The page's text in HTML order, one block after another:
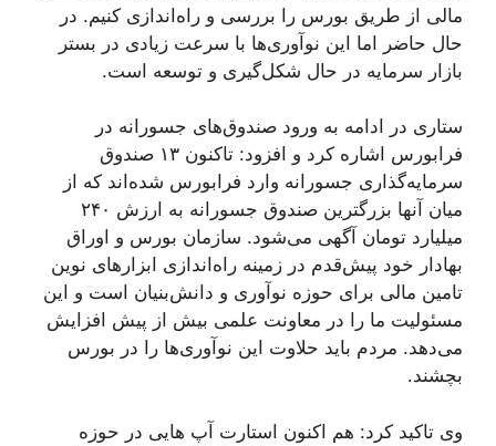
مالی از طریق بورس را بررسی و راه‌اندازی کنیم. در
حال حاضر اما این نوآوری‌ها با سرعت زیادی در بستر
بازار سرمایه در حال شکل‌گیری و توسعه است.
ستاری در ادامه به ورود صندوق‌های جسورانه در
فرابورس اشاره کرد و افزود: تاکنون ۱۳ صندوق
سرمایه‌گذاری جسورانه وارد فرابورس شده‌اند که از
میان آنها بزرگترین صندوق جسورانه به ارزش ۲۴۰
میلیارد تومان آگهی می‌شود. سازمان بورس و اوراق
بهادار خود پیش‌قدم در زمینه راه‌اندازی ابزارهای نوین
تامین مالی برای حوزه نوآوری و دانش‌بنیان است و این
مسئولیت ما را در معاونت علمی بیش از پیش افزایش
می‌دهد. مردم باید حلاوت این نوآوری‌ها را در بورس
بچشند.
وی تاکید کرد: هم اکنون استارت آپ هایی در حوزه